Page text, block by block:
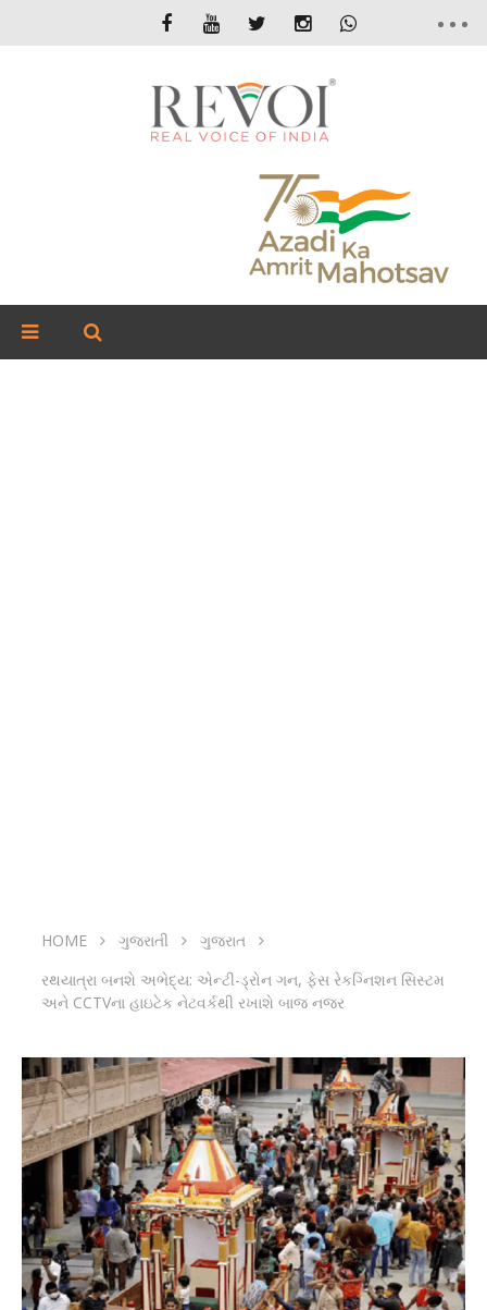
HOME ગુજરાતી
ગુજરાત
રથયાત્રા બનશે અભેદ્ય: એન્ટી-ડ્રોન ગન, ફેસ રેકગ્નિશન સિસ્ટમ
અને CCTVના હાઇટેક નેટવર્કથી રખાશે બાજ નજર